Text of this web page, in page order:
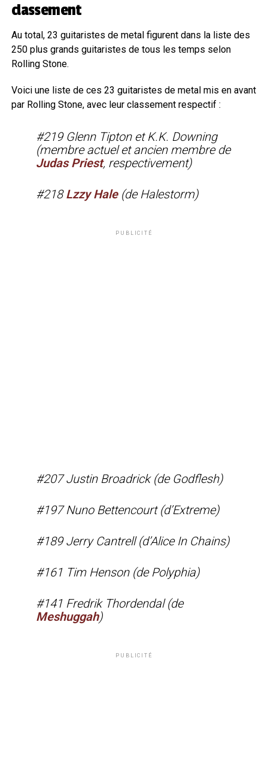
classement
Au total, 23 guitaristes de metal figurent dans la liste des
250 plus grands guitaristes de tous les temps selon
Rolling Stone.
Voici une liste de ces 23 guitaristes de metal mis en avant
par Rolling Stone, avec leur classement respectif :
#219 Glenn Tipton et K.K. Downing
(membre actuel et ancien membre de
Judas Priest, respectivement)
#218Lzzy Hale(de Halestorm)
PUBLICITÉ
#207 Justin Broadrick (de Godflesh)
#197 Nuno Bettencourt (d’Extreme)
#189 Jerry Cantrell (d’Alice In Chains)
#161 Tim Henson (de Polyphia)
#141 Fredrik Thordendal (de
Meshuggah)
PUBLICITÉ